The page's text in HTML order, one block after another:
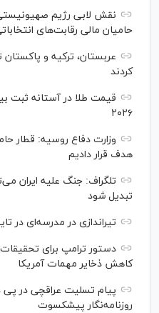
نقش لابی رژیم صهیونیستی
حامیان مالی رقابت‌های
عربستان، ترکیه و
کردند
قیمت طلا در آستانه ثبت
۲۰۲۶
وزارت دفاع روسیه: قطار
هدف قرار دادیم
تلگراف: جنگ علیه ایران
تبدیل شود
تیراندازی در مدرسه‌ای در تایلند با ۷ کشته و
دستور ترامپ برای تحقیقات
کاهش ذخایر مهمات آمریکا
پیام تسلیت عراقچی در پی
روزنامه‌نگار پیشکسوت